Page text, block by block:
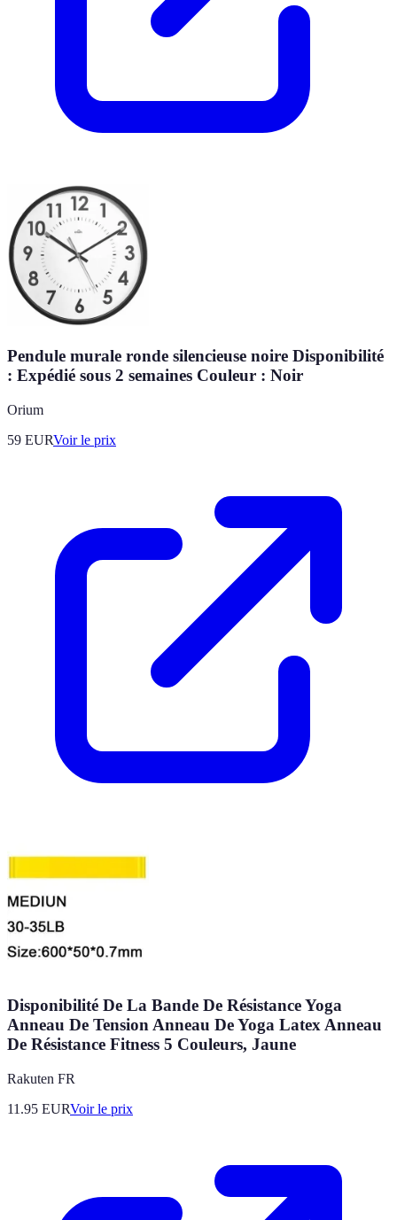
Pendule murale ronde silencieuse noire Disponibilité
: Expédié sous 2 semaines Couleur : Noir
Orium
59 EURVoir le prix
Disponibilité De La Bande De Résistance Yoga
Anneau De Tension Anneau De Yoga Latex Anneau
De Résistance Fitness 5 Couleurs, Jaune
Rakuten FR
11.95 EURVoir le prix